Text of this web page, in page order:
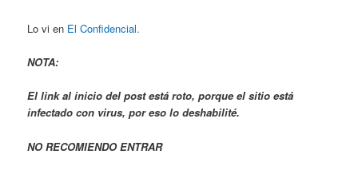
Lo vi en El Confidencial.
NOTA:
El link al inicio del post está roto, porque el sitio está
infectado con virus, por eso lo deshabilité.
NO RECOMIENDO ENTRAR